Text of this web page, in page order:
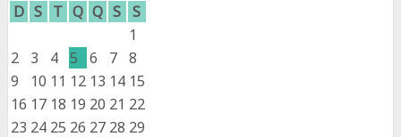
D S T Q Q S
S
1
2
3 4 5 6 7 8
9
10 11 12 13 14 15
16 17 18 19 20 21 22
23 24 25 26 27 28 29